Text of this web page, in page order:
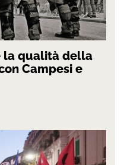
la qualità della
Campesi e